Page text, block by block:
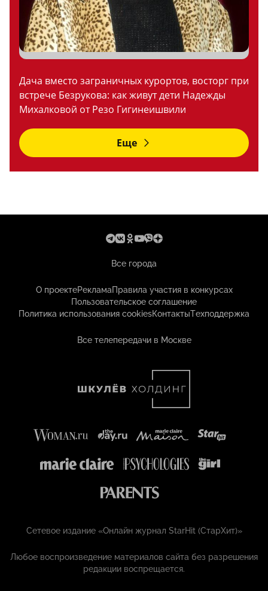
Дача вместо заграничных курортов, восторг при
встрече Безрукова: как живут дети Надежды
Михалковой от Резо Гигинеишвили
Еще
Все города
О проектеРекламаПравила участия в конкурсах
Пользовательское соглашение
Политика использования cookiesКонтактыТехподдержка
Все телепередачи в Москве
Сетевое издание «Онлайн журнал StarHit (СтарХит)»
Любое воспроизведение материалов сайта без разрешения
редакции воспрещается.